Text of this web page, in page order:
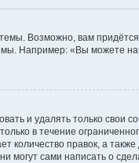
Возможно, вам
Например: «Вы можете
и удалять только свои
в течение
количество правок, а
могут сами написать о